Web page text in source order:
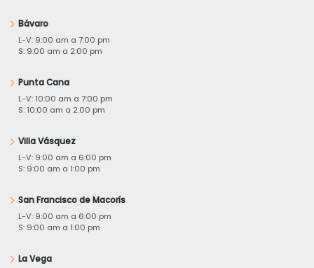
Bávaro
L-V: 9:00 am a 7:00 pm
S: 9:00 am a 2:00 pm
Punta Cana
L-V: 10:00 am a 7:00 pm
S: 10:00 am a 2:00 pm
Villa Vásquez
L-V: 9:00 am a 6:00 pm
S: 9:00 am a 1:00 pm
San Francisco de Macorís
L-V: 9:00 am a 6:00 pm
S: 9:00 am a 1:00 pm
La Vega